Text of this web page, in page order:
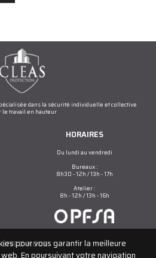
dans la sécurité individuelle et collective
le travail en hauteur
HORAIRES
Du lundi au vendredi
Bureaux :
8h30 - 12h / 13h - 17h
Atelier :
8h - 12h / 13h - 16h
NOUS
pour vous garantir la meilleure
En poursuivant votre navigation